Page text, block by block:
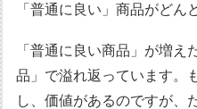
「普通に良い」商品がどん
「普通に良い商品」が増
品」で溢れ返っています。
し、価値があるのですが、